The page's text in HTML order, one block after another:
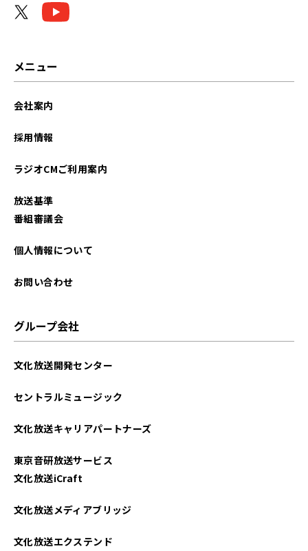
2025年04月
2025年01月
2024年08月
2024年07月
メニュー
会社案内
採用情報
ラジオCMご利用案内
放送基準
番組審議会
個人情報について
お問い合わせ
グループ会社
文化放送開発センター
セントラルミュージック
文化放送キャリアパートナーズ
東京音研放送サービス
文化放送iCraft
文化放送メディアブリッジ
文化放送エクステンド